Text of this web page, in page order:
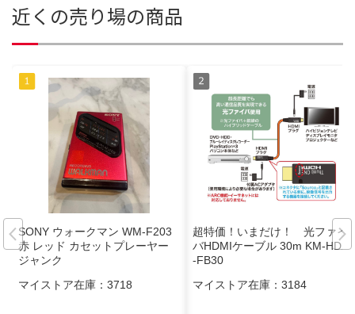
近くの売り場の商品
SONY ウォークマン WM-F203
赤 レッド カセットプレーヤー
ジャンク
マイストア在庫： 3718
超特価！いまだけ！ 光ファイ
バHDMIケーブル 30m KM-HD20
-FB30
マイストア在庫： 3184